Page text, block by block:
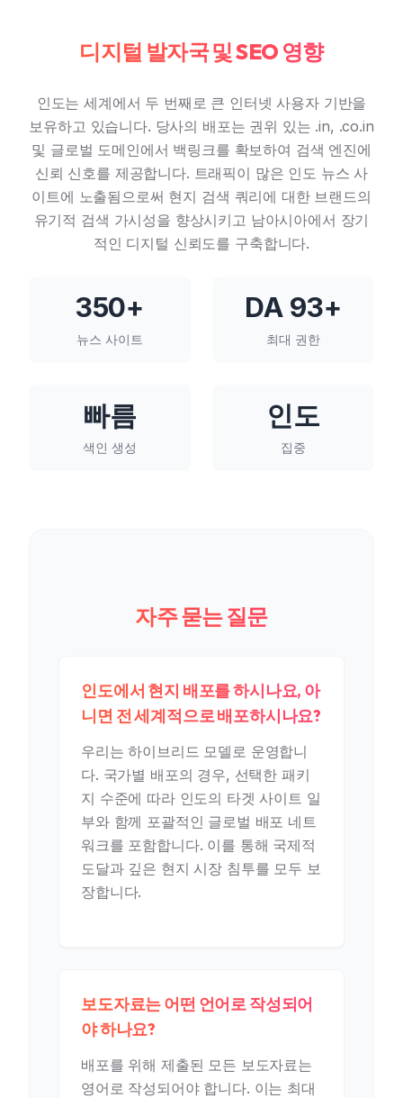
디지털 발자국 및 SEO 영향
인도는 세계에서 두 번째로 큰 인터넷 사용자 기반을
보유하고 있습니다. 당사의 배포는 권위 있는 .in, .co.in
및 글로벌 도메인에서 백링크를 확보하여 검색 엔진에
신뢰 신호를 제공합니다. 트래픽이 많은 인도 뉴스 사
이트에 노출됨으로써 현지 검색 쿼리에 대한 브랜드의
유기적 검색 가시성을 향상시키고 남아시아에서 장기
적인 디지털 신뢰도를 구축합니다.
350+
뉴스 사이트
DA 93+
최대 권한
빠름
색인 생성
인도
집중
자주 묻는 질문
인도에서 현지 배포를 하시나요, 아
니면 전 세계적으로 배포하시나요?
우리는 하이브리드 모델로 운영합니
다. 국가별 배포의 경우, 선택한 패키
지 수준에 따라 인도의 타겟 사이트 일
부와 함께 포괄적인 글로벌 배포 네트
워크를 포함합니다. 이를 통해 국제적
도달과 깊은 현지 시장 침투를 모두 보
장합니다.
보도자료는 어떤 언어로 작성되어
야 하나요?
배포를 위해 제출된 모든 보도자료는
영어로 작성되어야 합니다. 이는 최대